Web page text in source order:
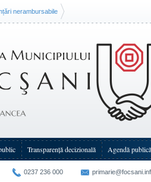
nerambursabile
Transparenţă decizională Agendă publică
0237 236 000